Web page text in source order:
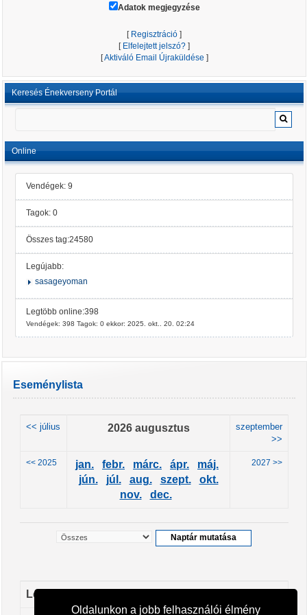
Oldalunkon a jobb felhasználói élmény
Adatok megjegyzése
[ Regisztráció ]
[ Elfelejtett jelszó? ]
[Aktiváló Email Újraküldése ]
Keresés Énekverseny Portál
Online
Vendégek: 9
Tagok: 0
Összes tag:24580
Legújabb:
sasageyoman
Legtöbb online:398
Vendégek: 398 Tagok: 0 ekkor: 2025. okt.. 20. 02:24
Eseménylista
<< július 2026 augusztus
szeptember
>>
<< 2025 jan. febr. márc. ápr.
máj.
jún.
júl. aug. szept.
okt.
nov.
dec.
2027 >>
Leendő események